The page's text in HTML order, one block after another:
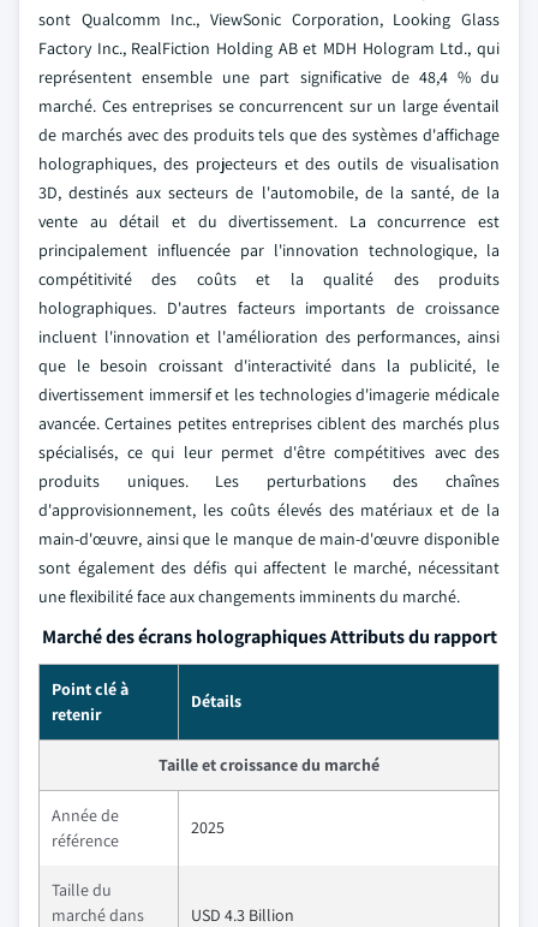
sont Qualcomm Inc., ViewSonic Corporation, Looking Glass
Factory Inc., RealFiction Holding AB et MDH Hologram Ltd., qui
représentent ensemble une part significative de 48,4 % du
marché. Ces entreprises se concurrencent sur un large éventail
de marchés avec des produits tels que des systèmes d'affichage
holographiques, des projecteurs et des outils de visualisation
3D, destinés aux secteurs de l'automobile, de la santé, de la
vente au détail et du divertissement. La concurrence est
principalement influencée par l'innovation technologique, la
compétitivité des coûts et la qualité des produits
holographiques. D'autres facteurs importants de croissance
incluent l'innovation et l'amélioration des performances, ainsi
que le besoin croissant d'interactivité dans la publicité, le
divertissement immersif et les technologies d'imagerie médicale
avancée. Certaines petites entreprises ciblent des marchés plus
spécialisés, ce qui leur permet d'être compétitives avec des
produits uniques. Les perturbations des chaînes
d'approvisionnement, les coûts élevés des matériaux et de la
main-d'œuvre, ainsi que le manque de main-d'œuvre disponible
sont également des défis qui affectent le marché, nécessitant
une flexibilité face aux changements imminents du marché.
Marché des écrans holographiques Attributs du rapport
Point clé à
retenir
Détails
Taille et croissance du marché
Année de
référence
2025
Taille du
marché dans
USD 4.3 Billion